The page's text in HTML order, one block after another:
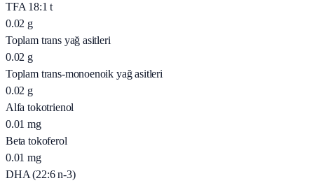
TFA 18:1 t
0.02 g
Toplam trans yağ asitleri
0.02 g
Toplam trans-monoenoik yağ asitleri
0.02 g
Alfa tokotrienol
0.01 mg
Beta tokoferol
0.01 mg
DHA (22:6 n-3)